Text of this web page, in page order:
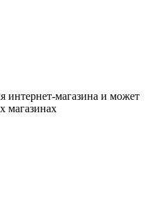
интернет-магазина и может
магазинах